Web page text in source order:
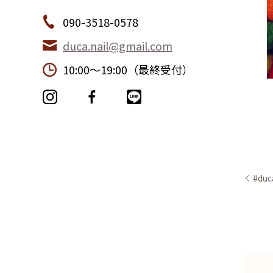
090-3518-0578
duca.nail@gmail.com
10:00〜19:00（最終受付）